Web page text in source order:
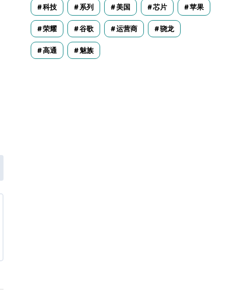
科技 系列 美国 芯片 苹果
荣耀 谷歌 运营商 骁龙
高通 魅族